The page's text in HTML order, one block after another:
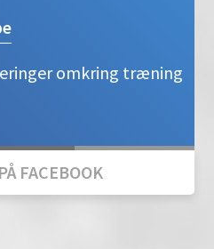
omkring træning
FACEBOOK